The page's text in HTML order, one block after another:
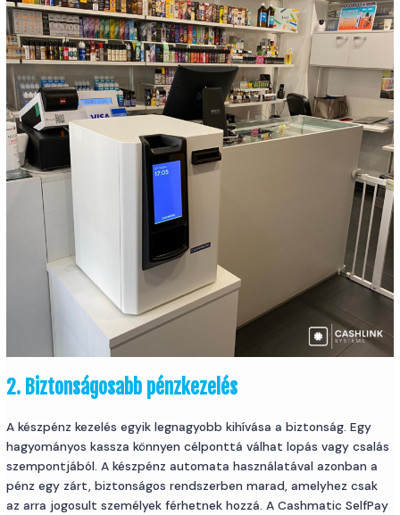
2. Biztonságosabb pénzkezelés
A készpénz kezelés egyik legnagyobb kihívása a biztonság. Egy
hagyományos kassza könnyen célponttá válhat lopás vagy csalás
szempontjából. A készpénz automata használatával azonban a
pénz egy zárt, biztonságos rendszerben marad, amelyhez csak
az arra jogosult személyek férhetnek hozzá. A Cashmatic SelfPay